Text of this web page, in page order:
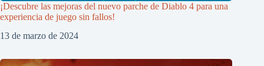
¡Descubre las mejoras del nuevo parche de Diablo 4 para una
experiencia de juego sin fallos!
13 de marzo de 2024